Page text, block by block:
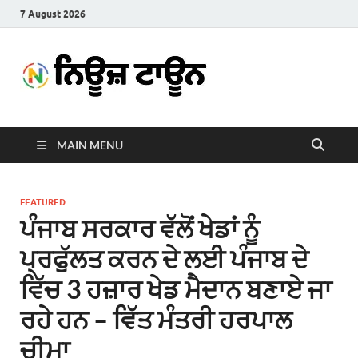
7 August 2026
Town
MAIN MENU
FEATURED
ਪੰਜਾਬ ਸਰਕਾਰ ਵੱਲੋਂ ਖੇਡਾਂ ਨੂੰ
ਪ੍ਰਫੁੱਲਤ ਕਰਨ ਦੇ ਲਈ ਪੰਜਾਬ ਦੇ
ਵਿੱਚ 3 ਹਜ਼ਾਰ ਖੇਡ ਮੈਦਾਨ ਬਣਾਏ ਜਾ
ਰਹੇ ਹਨ – ਵਿੱਤ ਮੰਤਰੀ ਹਰਪਾਲ
ਚੀਮਾ